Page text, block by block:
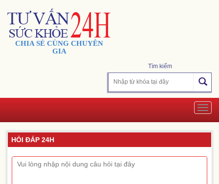
CHIA SẺ CÙNG CHUYÊN
GIA
Tìm kiếm
HỎI ĐÁP 24H